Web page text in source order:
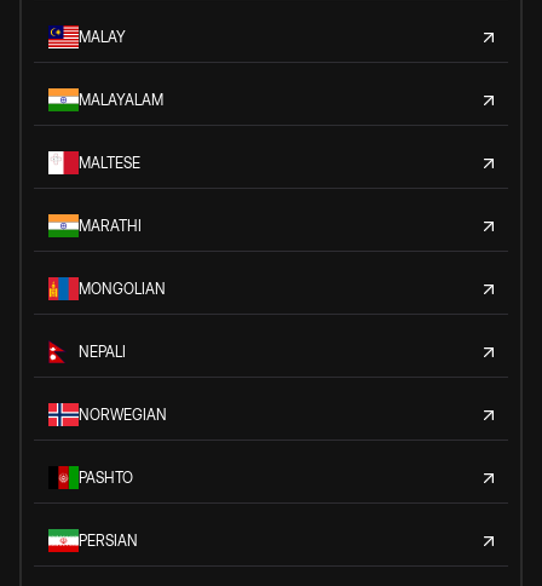
MALAY
MALAYALAM
MALTESE
MARATHI
MONGOLIAN
NEPALI
NORWEGIAN
PASHTO
PERSIAN